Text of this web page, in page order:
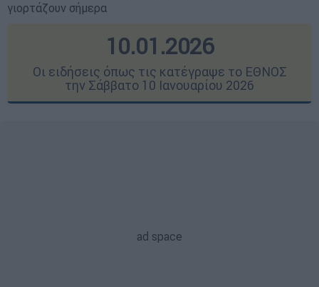
γιορτάζουν σήμερα
10.01.2026
Οι ειδήσεις όπως τις κατέγραψε το ΕΘΝΟΣ
την Σάββατο 10 Ιανουαρίου 2026